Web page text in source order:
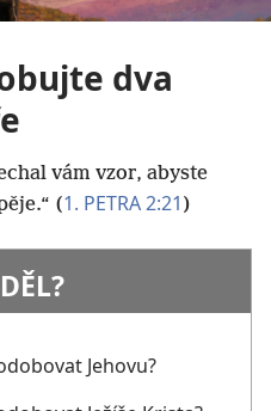
dva
vám vzor, abyste
(1. PETRA 2:21 )
Jehovu?